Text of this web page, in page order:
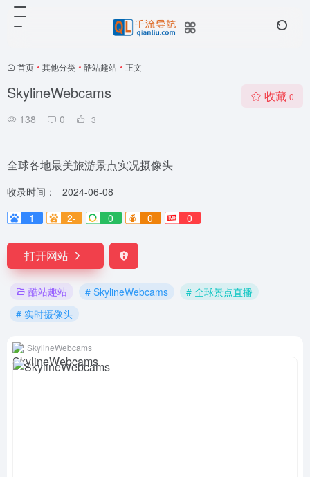
首页 • 其他分类 • 酷站趣站 • 正文
SkylineWebcams
138 0 3
收藏 0
全球各地最美旅游景点实况摄像头
收录时间：
2024-06-08
1
2- 0 0 0
打开网站
酷站趣站 # SkylineWebcams
# 全球景点直播
# 实时摄像头
SkylineWebcams